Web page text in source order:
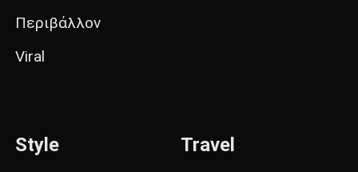
Περιβάλλον
Viral
Style Travel